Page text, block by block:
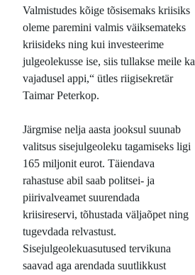
Valmistudes kõige tõsisemaks kriisiks
oleme paremini valmis väiksemateks
kriisideks ning kui investeerime
julgeolekusse ise, siis tullakse meile ka
vajadusel appi,“ ütles riigisekretär
Taimar Peterkop.
Järgmise nelja aasta jooksul suunab
valitsus sisejulgeoleku tagamiseks ligi
165 miljonit eurot. Täiendava
rahastuse abil saab politsei- ja
piirivalveamet suurendada
kriisireservi, tõhustada väljaõpet ning
tugevdada relvastust.
Sisejulgeolekuasutused tervikuna
saavad aga arendada suutlikkust